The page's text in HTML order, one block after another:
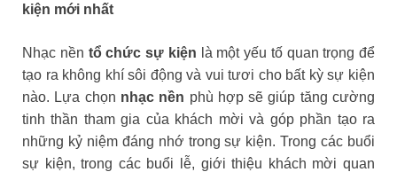
kiện mới nhất
Nhạc nền tổ chức sự kiện là một yếu tố quan trọng để
tạo ra không khí sôi động và vui tươi cho bất kỳ sự kiện
nào. Lựa chọn nhạc nền phù hợp sẽ giúp tăng cường
tinh thần tham gia của khách mời và góp phần tạo ra
những kỷ niệm đáng nhớ trong sự kiện. Trong các buổi
sự kiện, trong các buổi lễ, giới thiệu khách mời quan